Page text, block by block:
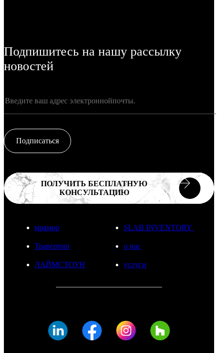
Подпишитесь на нашу рассылку
новостей
Подписаться
ПОЛУЧИТЬ БЕСПЛАТНУЮ
КОНСУЛЬТАЦИЮ
мрамор
Травертин
ЛАЙМСТОУН
о нас
SLAB INVENTORY
услуги